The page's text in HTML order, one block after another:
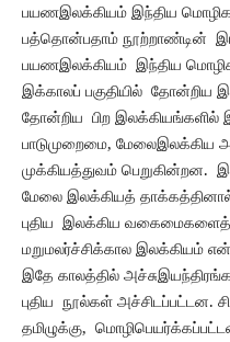
பயணஇலக்கியம் இந்திய
பத்தொன்பதாம் நூற்றாண்டின்
பயணஇலக்கியம் இந்திய
இக்காலப் பகுதியில் தோன்றிய
தோன்றிய பிற இலக்கியங்களில்
பாடுமுறைமை, மேலைஇலக்கிய
முக்கியத்துவம் பெறுகின்றன.
மேலை இலக்கியத்
புதிய இலக்கிய
மறுமலர்ச்சிக்கால இலக்கியம்
இதே காலத்தில்
புதிய நூல்கள் அச்சிடப்பட்டன.
தமிழுக்கு,